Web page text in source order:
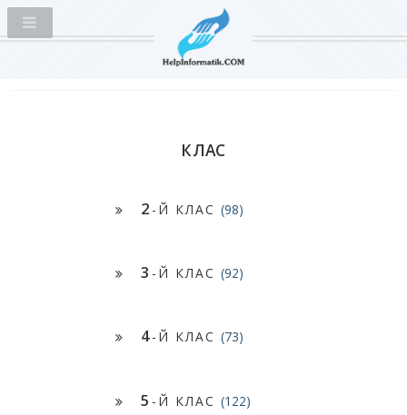
КЛАС
2 -Й КЛАС (98)
3 -Й КЛАС (92)
4-Й КЛАС (73)
5 -Й КЛАС (122)